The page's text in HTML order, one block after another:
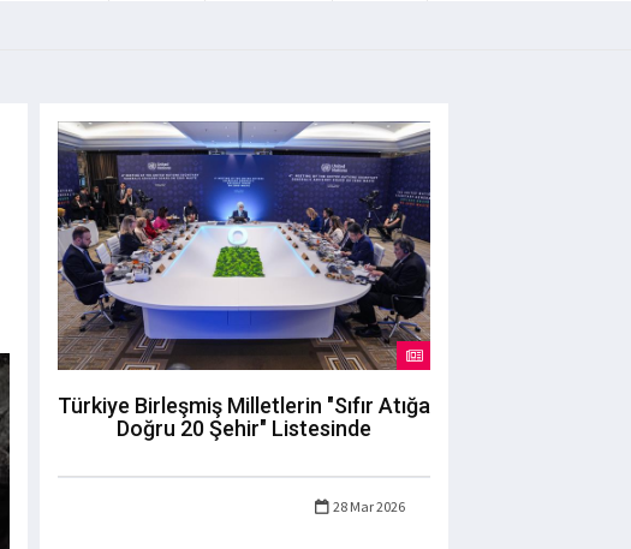
Türkiye Birleşmiş Milletlerin "Sıfır Atığa
Doğru 20 Şehir" Listesinde
28 Mar 2026